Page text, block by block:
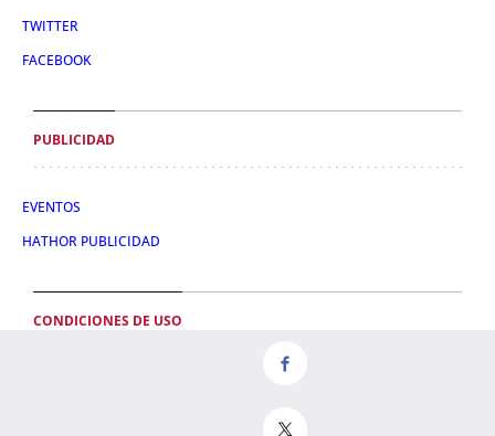
TWITTER
FACEBOOK
PUBLICIDAD
EVENTOS
HATHOR PUBLICIDAD
CONDICIONES DE USO